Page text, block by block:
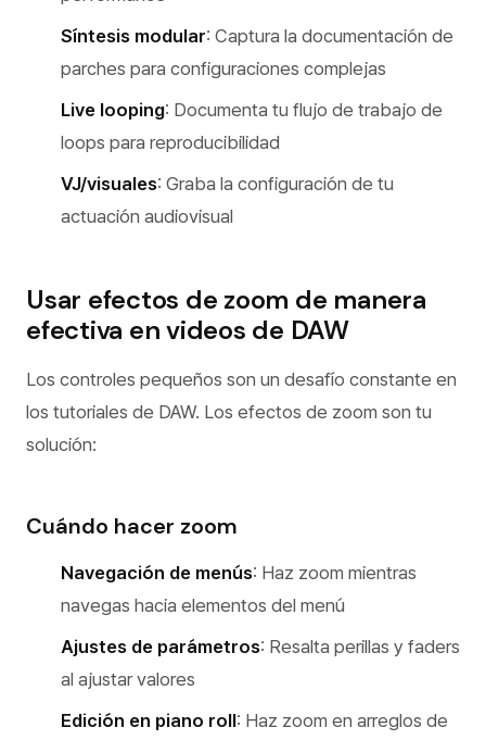
Síntesis modular: Captura la documentación de
parches para configuraciones complejas
Live looping: Documenta tu flujo de trabajo de
loops para reproducibilidad
VJ/visuales: Graba la configuración de tu
actuación audiovisual
Usar efectos de zoom de manera
efectiva en videos de DAW
Los controles pequeños son un desafío constante en
los tutoriales de DAW. Los efectos de zoom son tu
solución:
Cuándo hacer zoom
Navegación de menús: Haz zoom mientras
navegas hacia elementos del menú
Ajustes de parámetros: Resalta perillas y faders
al ajustar valores
Edición en piano roll: Haz zoom en arreglos de